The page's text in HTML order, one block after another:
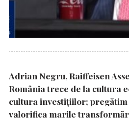
Adrian Negru, Raiffeisen
România trece de la cultura
cultura investițiilor; pregătim
valorifica marile